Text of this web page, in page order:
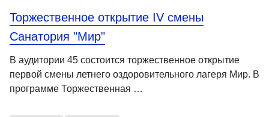
Торжественное открытие IV смены
Санатория "Мир"
В аудитории 45 состоится торжественное открытие
первой смены летнего оздоровительного лагеря Мир. В
программе Торжественная …